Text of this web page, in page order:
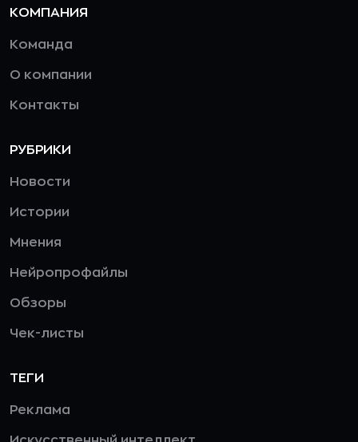
КОМПАНИЯ
Команда
О компании
Контакты
РУБРИКИ
Новости
Истории
Мнения
Нейропрофайлы
Обзоры
Чек-листы
ТЕГИ
Реклама